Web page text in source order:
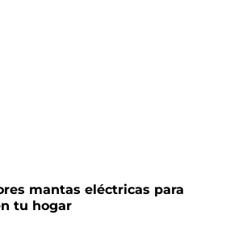
mantas eléctricas para
tu hogar